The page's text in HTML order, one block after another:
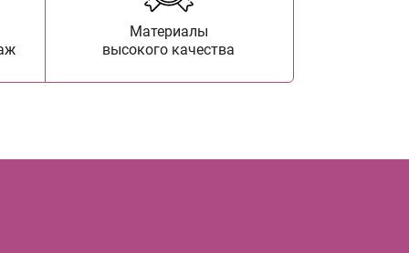
Материалы
высокого качества